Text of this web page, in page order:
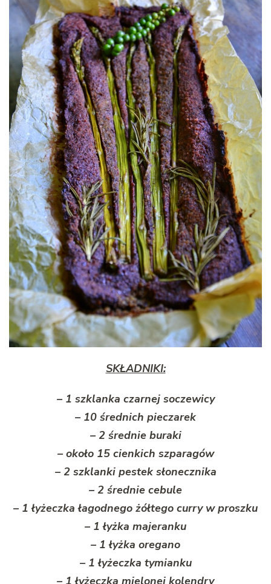
SKŁADNIKI:
– 1 szklanka czarnej soczewicy
– 10 średnich pieczarek
– 2 średnie buraki
– około 15 cienkich szparagów
– 2 szklanki pestek słonecznika
– 2 średnie cebule
– 1 łyżeczka łagodnego żółtego curry w proszku
– 1 łyżka majeranku
– 1 łyżka oregano
– 1 łyżeczka tymianku
– 1 łyżeczka mielonej kolendry